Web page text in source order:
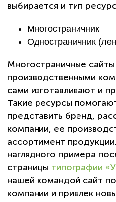
выбирается и тип
Многостраничник
Одностраничник
Многостраничные
производственными
сами изготавливают и
Такие ресурсы
представить бренд,
компании, ее
ассортимент
наглядного примера
страницы типографии
нашей командой сайт
компании и привлек